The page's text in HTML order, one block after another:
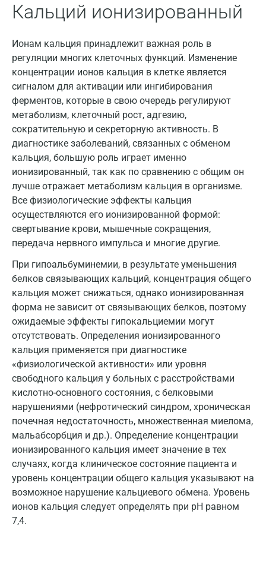
Кальций ионизированный
Ионам кальция принадлежит важная роль в
регуляции многих клеточных функций. Изменение
концентрации ионов кальция в клетке является
сигналом для активации или ингибирования
ферментов, которые в свою очередь регулируют
метаболизм, клеточный рост, адгезию,
сократительную и секреторную активность. В
диагностике заболеваний, связанных с обменом
кальция, большую роль играет именно
ионизированный, так как по сравнению с общим он
лучше отражает метаболизм кальция в организме.
Все физиологические эффекты кальция
осуществляются его ионизированной формой:
свертывание крови, мышечные сокращения,
передача нервного импульса и многие другие.
При гипоальбуминемии, в результате уменьшения
белков связывающих кальций, концентрация общего
кальция может снижаться, однако ионизированная
форма не зависит от связывающих белков, поэтому
ожидаемые эффекты гипокальциемии могут
отсутствовать. Определения ионизированного
кальция применяется при диагностике
«физиологической активности» или уровня
свободного кальция у больных с расстройствами
кислотно-основного состояния, с белковыми
нарушениями (нефротический синдром, хроническая
почечная недостаточность, множественная миелома,
мальабсорбция и др.). Определение концентрации
ионизированного кальция имеет значение в тех
случаях, когда клиническое состояние пациента и
уровень концентрации общего кальция указывают на
возможное нарушение кальциевого обмена. Уровень
ионов кальция следует определять при рН равном
7,4.
Гатчина
Голубое
Дзержинск
Дзержинский
Дмитров
Долгопрудный
Домодедово
Екатеринбург
Жуковский
Звенигород
Зеленоград
Ивантеевка
Ижевск
Истра
Йошкар-Ола
Калининград
Калуга
Кемерово
Ковров
Коломна